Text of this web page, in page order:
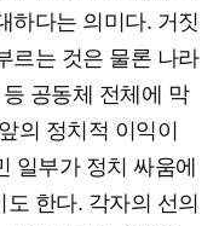
하다는 의미다. 거짓
르는 것은 물론 나라
공동체 전체에 막
의 정치적 이익이
일부가 정치 싸움에
한다. 각자의 선의